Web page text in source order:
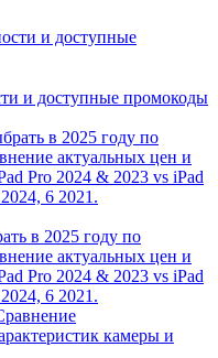
и доступные промокоды
в 2025 году по
актуальных цен и
Pro 2024 & 2023 vs iPad
6 2021.